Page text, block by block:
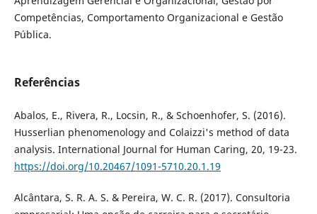
Competências, Comportamento Organizacional e Gestão
Pública.
Referências
Abalos, E., Rivera, R., Locsin, R., & Schoenhofer, S. (2016).
Husserlian phenomenology and Colaizzi's method of data
analysis. International Journal for Human Caring, 20, 19-23.
https://doi.org/10.20467/1091-5710.20.1.19
Alcântara, S. R. A. S. & Pereira, W. C. R. (2017). Consultoria